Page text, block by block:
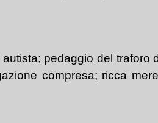
pedaggio del traforo
compresa; ricca